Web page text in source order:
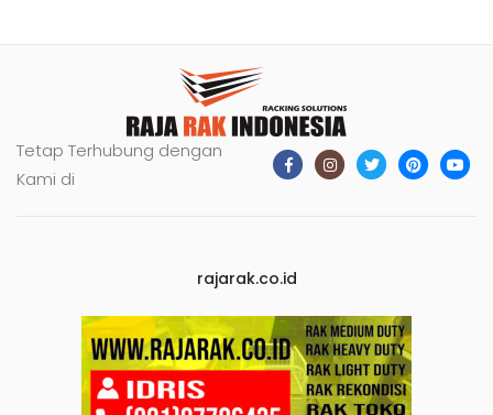
Tetap Terhubung dengan
Kami di
rajarak.co.id